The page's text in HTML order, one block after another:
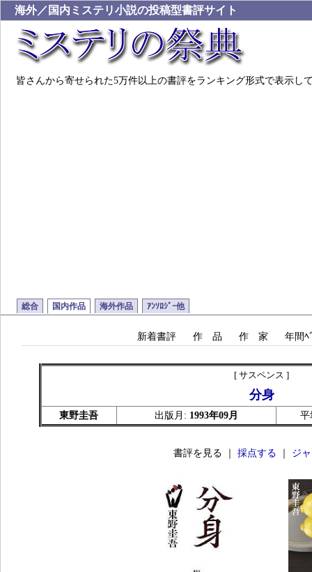
海外／国内ミステリ小説の投稿型書評サイト
皆さんから寄せられた5万件以上の書評をランキング形式で表示し
総合 国内作品 海外作品 ｱﾝｿﾛｼﾞｰ他
新着書評 作 品 作 家 年間ﾍ
[ サスペンス ]
分身
東野圭吾 出版月: 1993年09月
書評を見る ｜ 採点する ジ